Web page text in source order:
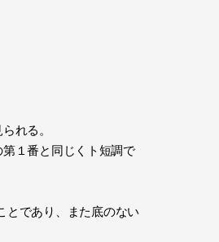
れる。
１番と同じくト短調で
とであり、また底のない